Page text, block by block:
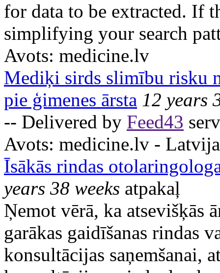
for data to be extracted. If
simplifying your search
Avots: medicine.lv
Mediķi sirds slimību risku
pie ģimenes ārsta 12 years
-- Delivered by Feed43
Avots: medicine.lv -
Īsākās rindas
years 38 weeks atpakaļ
Ņemot vērā, ka atsevišķās
garākas gaidīšanas rindas
konsultācijas saņemšanai,